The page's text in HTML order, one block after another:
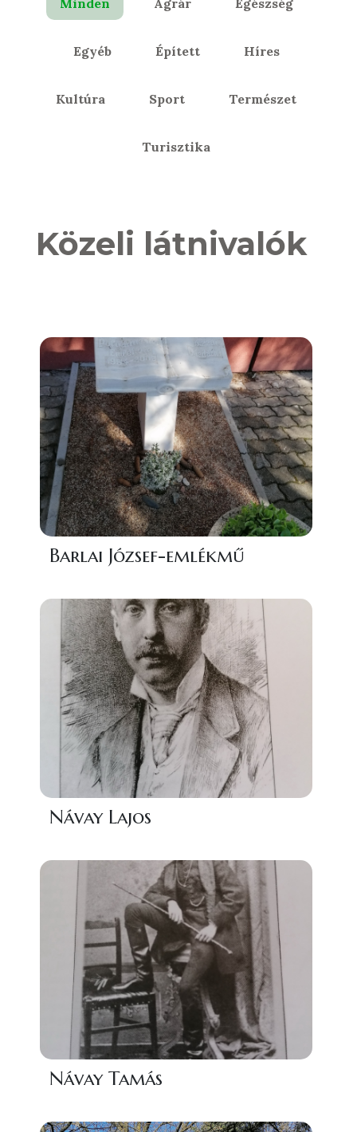
Egyéb Épített Híres
Kultúra Sport Természet
Turisztika
Közeli látnivalók
Barlai József-emlékmű
Návay Lajos
Návay Tamás